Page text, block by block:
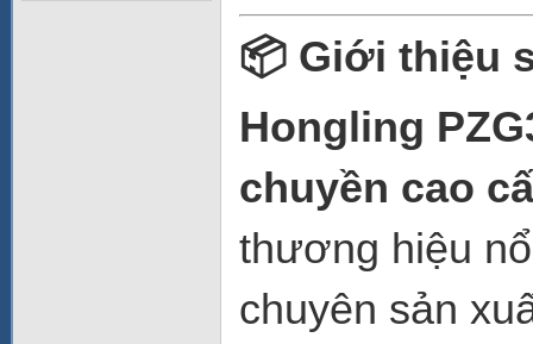
📦 Giới thiệu
Hongling
chuyền cao
thương hiệu
chuyên sản